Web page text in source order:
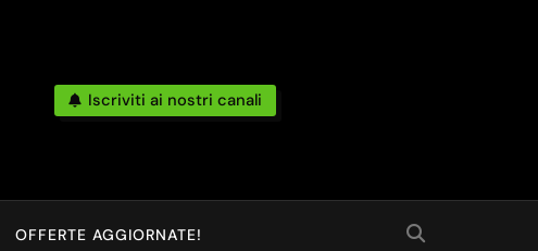
Iscriviti ai nostri canali
OFFERTE AGGIORNATE!